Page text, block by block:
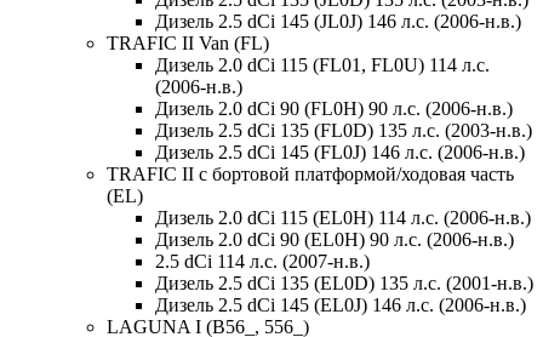
Дизель 2.5 dCi 145 (JL0J) 146 л.с. (2006-н.в.)
TRAFIC II Van (FL)
Дизель 2.0 dCi 115 (FL01, FL0U) 114 л.с.
(2006-н.в.)
Дизель 2.0 dCi 90 (FL0H) 90 л.с. (2006-н.в.)
Дизель 2.5 dCi 135 (FL0D) 135 л.с. (2003-н.в.)
Дизель 2.5 dCi 145 (FL0J) 146 л.с. (2006-н.в.)
TRAFIC II c бортовой платформой/ходовая часть
(EL)
Дизель 2.0 dCi 115 (EL0H) 114 л.с. (2006-н.в.)
Дизель 2.0 dCi 90 (EL0H) 90 л.с. (2006-н.в.)
2.5 dCi 114 л.с. (2007-н.в.)
Дизель 2.5 dCi 135 (EL0D) 135 л.с. (2001-н.в.)
Дизель 2.5 dCi 145 (EL0J) 146 л.с. (2006-н.в.)
LAGUNA I (B56_, 556_)